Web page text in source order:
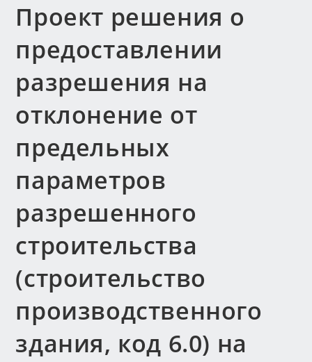
Проект решения о
предоставлении
разрешения на
отклонение от
предельных
параметров
разрешенного
строительства
(строительство
производственного
здания, код 6.0) на